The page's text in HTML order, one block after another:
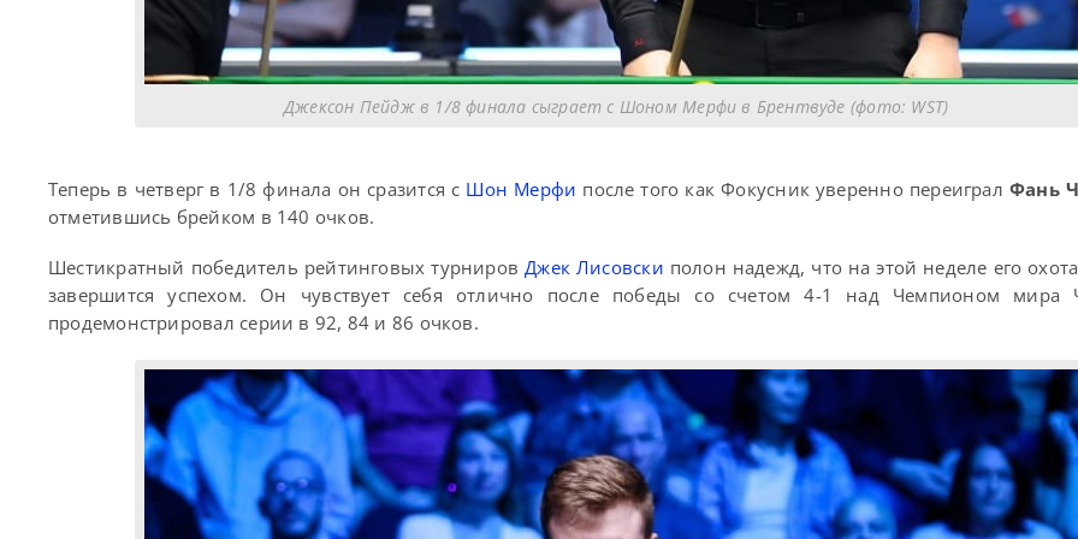
Джексон Пейдж в 1/8 финала сыграет с Шоном Мерфи в Брентвуде (фото: WST)
Теперь в четверг в 1/8 финала он сразится с Шон Мерфи после того как Фокусник уверенно переиграл Фань
отметившись брейком в 140 очков.
Шестикратный победитель рейтинговых турнировДжек Лисовски полон надежд, что на этой неделе его
завершится успехом. Он чувствует себя отлично после победы со счетом 4-1 над Чемпионом мира
продемонстрировал серии в 92, 84 и 86 очков.